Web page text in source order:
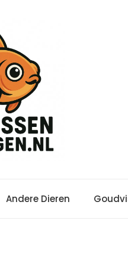
Andere Dieren